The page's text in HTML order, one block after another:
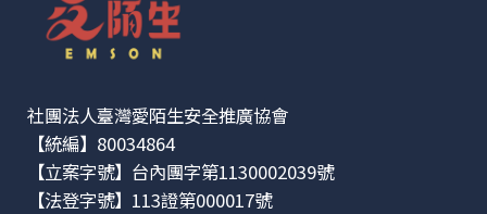
社團法人臺灣愛陌生安全推廣協會
【統編】80034864
【立案字號】台內團字第1130002039號
【法登字號】113證第000017號